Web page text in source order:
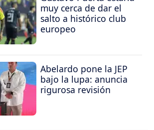
muy cerca de dar el
salto a histórico club
europeo
Abelardo pone la JEP
bajo la lupa: anuncia
rigurosa revisión